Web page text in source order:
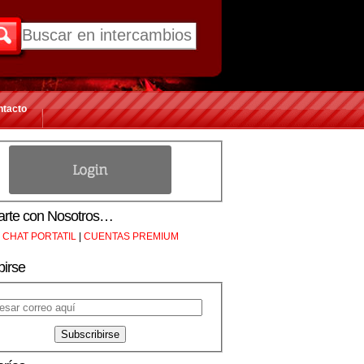
con Nosotros…
CHAT PORTATIL | CUENTAS PREMIUM